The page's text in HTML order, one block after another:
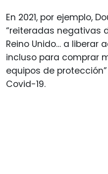
En 2021, por ejemplo,
“reiteradas negativas
Reino Unido… a liberar
incluso para comprar
equipos de
Covid-19.